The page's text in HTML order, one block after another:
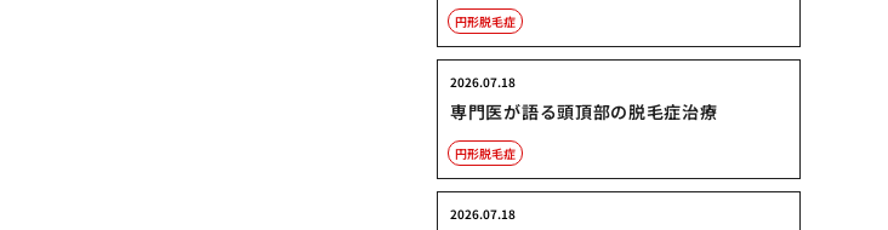
円形脱毛症
専門医が語る頭頂部の脱毛症治療
2026.07.18
円形脱毛症
2026.07.18